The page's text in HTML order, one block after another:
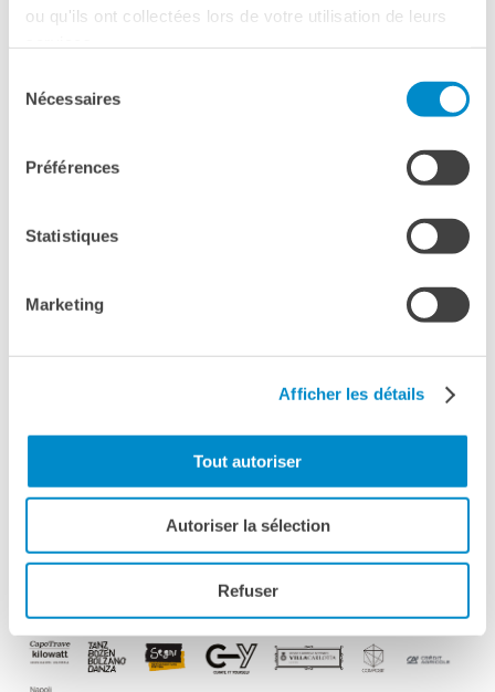
ou qu'ils ont collectées lors de votre utilisation de leurs
Nécessaires
Préférences
Statistiques
Marketing
Afficher les détails
Tout autoriser
Autoriser la sélection
Refuser